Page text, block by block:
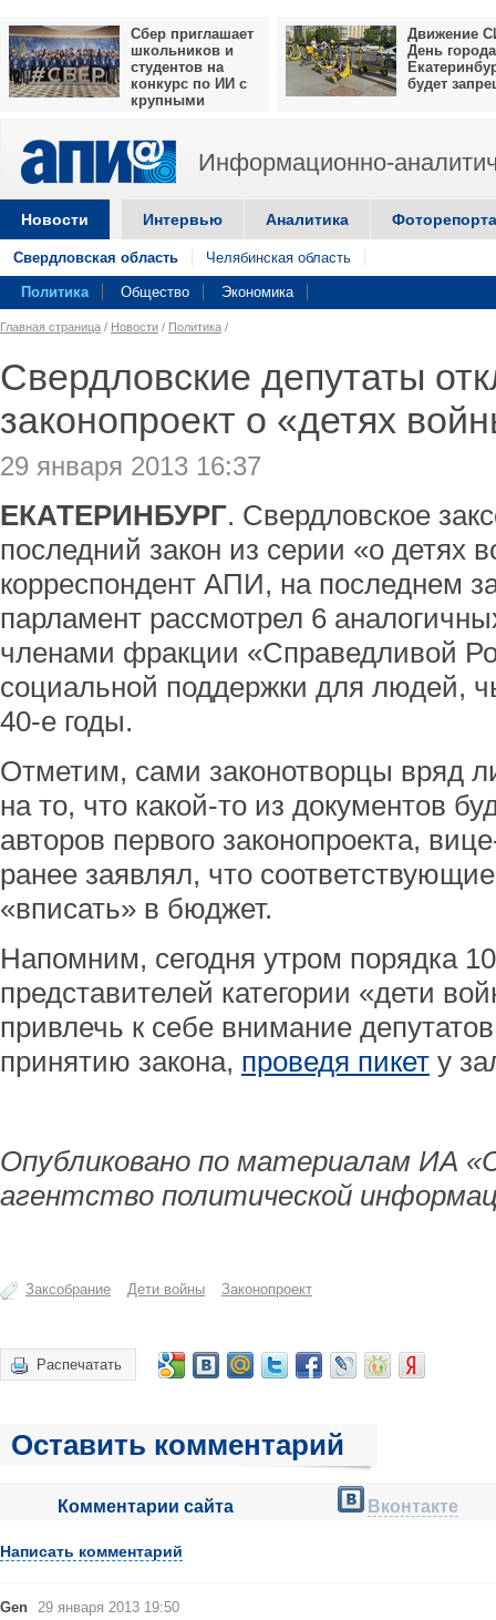
Сбер приглашает
школьников и
студентов на
конкурс по ИИ с
крупными
Движение
День города
будет
Информационно-
Новости Интервью Аналитика
Свердловская область Челябинская область
Политика Общество Экономика
Главная страница / Новости / Политика /
Свердловские депутаты
законопроект о «детях
29 января 2013 16:37
ЕКАТЕРИНБУРГ. Свердловское
последний закон из серии «о детях
корреспондент АПИ, на последнем
парламент рассмотрел 6
членами фракции «Справедливой
социальной поддержки для людей,
40-е годы.
Отметим, сами законотворцы вряд
на то, что какой-то из документов
авторов первого законопроекта,
ранее заявлял, что
«вписать» в бюджет.
Напомним, сегодня утром порядка
представителей категории «дети
привлечь к себе внимание
принятию закона, проведя пикет у
Опубликовано по материалам ИА
агентство политической
Заксобрание Дети войны Законопроект
Распечатать
Оставить комментарий
Комментарии сайта Вконтакте
Написать комментарий
Gen 29 января 2013 19:50